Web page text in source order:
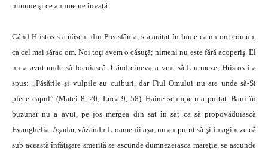
minune şi ce anume ne învaţă.
Când Hristos s-a născut din Preasfânta, s-a arătat în lume ca un om comun,
ca cel mai sărac om. Noi toţi avem o căsuţă; nimeni nu este fără acoperiş. El
nu a avut unde să locuiască. Când cineva a vrut să-L urmeze, Hristos i-a
spus: „Păsările şi vulpile au cuiburi, dar Fiul Omului nu are unde să-Şi
plece capul” (Matei 8, 20; Luca 9, 58). Haine scumpe n-a purtat. Bani în
buzunar nu a avut, pe jos mergea din sat în sat ca să propovăduiască
Evanghelia. Aşadar, văzându-L oamenii aşa, nu au putut să-şi imagineze că
sub această înfăţişare smerită se ascunde dumnezeiasca măreţie, se ascunde